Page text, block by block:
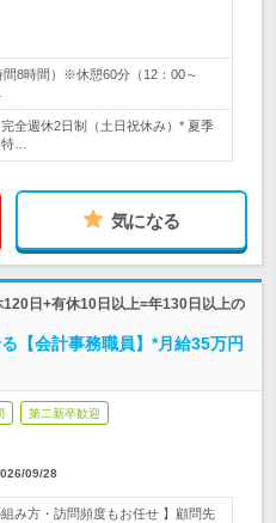
8時間）※休憩60分（12：00～
全週休2日制（土日祝休み）* 夏季
…
気になる
日+有休10日以上=年130日以上の
【会計事務職員】*月給35万円
第二新卒歓迎
09/28
み方・訪問頻度もお任せ 】顧問先